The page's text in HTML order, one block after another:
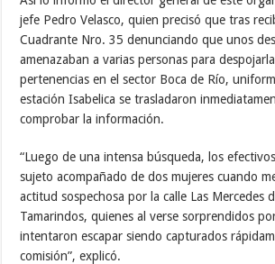
jefe Pedro Velasco, quien precisó que tras
Cuadrante Nro. 35 denunciando que unos
amenazaban a varias personas para
pertenencias en el sector Boca de Río,
estación Isabelica se trasladaron
comprobar la información.
“Luego de una intensa búsqueda, los
sujeto acompañado de dos mujeres cuando
actitud sospechosa por la calle Las Mercedes
Tamarindos, quienes al verse sorprendidos
intentaron escapar siendo capturados
comisión”, explicó.